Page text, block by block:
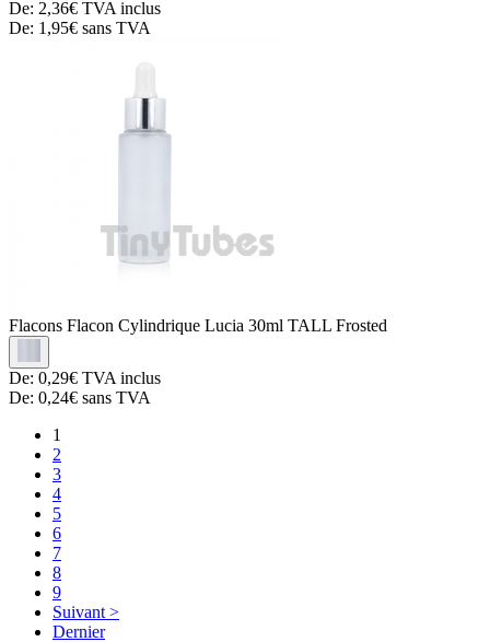
De: 2,36€ TVA inclus
De: 1,95€ sans TVA
Flacons Flacon Cylindrique Lucia 30ml TALL Frosted
De: 0,29€ TVA inclus
De: 0,24€ sans TVA
1
2
3
4
5
6
7
8
9
Suivant >
Dernier